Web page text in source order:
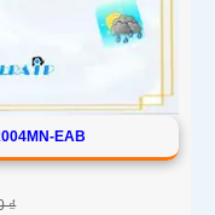
EAB
₫